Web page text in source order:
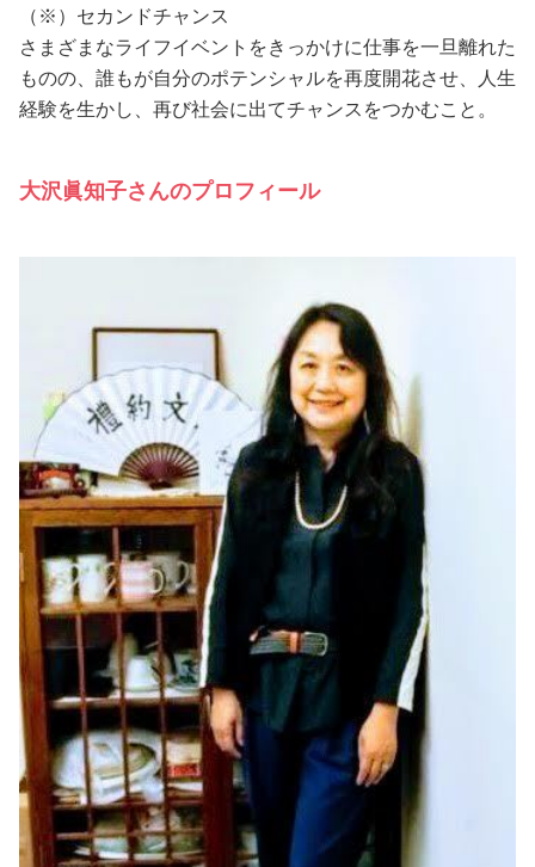
（※）セカンドチャンス
さまざまなライフイベントをきっかけに仕事を一旦離れた
ものの、誰もが自分のポテンシャルを再度開花させ、人生
経験を生かし、再び社会に出てチャンスをつかむこと。
大沢眞知子さんのプロフィール